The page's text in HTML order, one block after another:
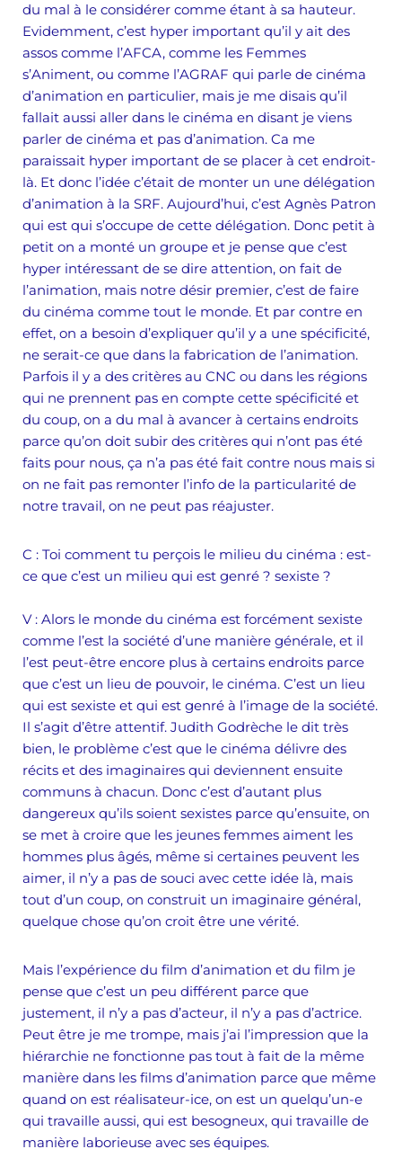
du mal à le considérer comme étant à sa hauteur.
Evidemment, c’est hyper important qu’il y ait des
assos comme l’AFCA, comme les Femmes
s’Animent, ou comme l’AGRAF qui parle de cinéma
d’animation en particulier, mais je me disais qu’il
fallait aussi aller dans le cinéma en disant je viens
parler de cinéma et pas d’animation. Ca me
paraissait hyper important de se placer à cet endroit-
là. Et donc l’idée c’était de monter un une délégation
d’animation à la SRF. Aujourd’hui, c’est Agnès Patron
qui est qui s’occupe de cette délégation. Donc petit à
petit on a monté un groupe et je pense que c’est
hyper intéressant de se dire attention, on fait de
l’animation, mais notre désir premier, c’est de faire
du cinéma comme tout le monde. Et par contre en
effet, on a besoin d’expliquer qu’il y a une spécificité,
ne serait-ce que dans la fabrication de l’animation.
Parfois il y a des critères au CNC ou dans les régions
qui ne prennent pas en compte cette spécificité et
du coup, on a du mal à avancer à certains endroits
parce qu’on doit subir des critères qui n’ont pas été
faits pour nous, ça n’a pas été fait contre nous mais si
on ne fait pas remonter l’info de la particularité de
notre travail, on ne peut pas réajuster.
C : Toi comment tu perçois le milieu du cinéma : est-
ce que c’est un milieu qui est genré ? sexiste ?
V : Alors le monde du cinéma est forcément sexiste
comme l’est la société d’une manière générale, et il
l’est peut-être encore plus à certains endroits parce
que c’est un lieu de pouvoir, le cinéma. C’est un lieu
qui est sexiste et qui est genré à l’image de la société.
Il s’agit d’être attentif. Judith Godrèche le dit très
bien, le problème c’est que le cinéma délivre des
récits et des imaginaires qui deviennent ensuite
communs à chacun. Donc c’est d’autant plus
dangereux qu’ils soient sexistes parce qu’ensuite, on
se met à croire que les jeunes femmes aiment les
hommes plus âgés, même si certaines peuvent les
aimer, il n’y a pas de souci avec cette idée là, mais
tout d’un coup, on construit un imaginaire général,
quelque chose qu’on croit être une vérité.
Mais l’expérience du film d’animation et du film je
pense que c’est un peu différent parce que
justement, il n’y a pas d’acteur, il n’y a pas d’actrice.
Peut être je me trompe, mais j’ai l’impression que la
hiérarchie ne fonctionne pas tout à fait de la même
manière dans les films d’animation parce que même
quand on est réalisateur-ice, on est un quelqu’un-e
qui travaille aussi, qui est besogneux, qui travaille de
manière laborieuse avec ses équipes.